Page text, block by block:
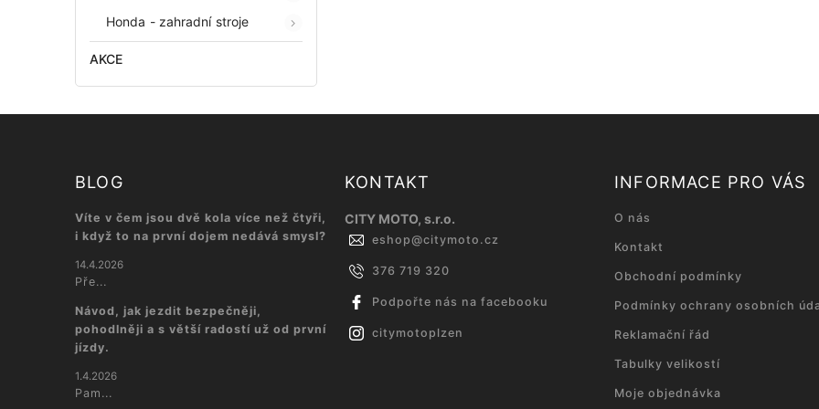
Honda - zahradní stroje
AKCE
BLOG
Víte v čem jsou dvě kola více než čtyři,
i když to na první dojem nedává smysl?
14.4.2026
Pře...
Návod, jak jezdit bezpečněji,
pohodlněji a s větší radostí už od první
jízdy.
1.4.2026
Pam...
KONTAKT
CITY MOTO, s.r.o.
eshop@citymoto.cz
376 719 320
Podpořte nás na facebooku
citymotoplzen
INFORMACE PRO VÁS
O nás
Kontakt
Obchodní podmínky
Podmínky ochrany osobních
Reklamační řád
Tabulky velikostí
Moje objednávka